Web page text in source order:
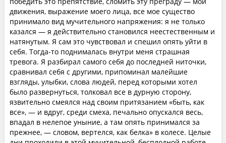
движения, выражение моего лица, все мое существо
принимало вид мучительного напряжения: я не только
казался — я действительно становился неестественным и
натянутым. Я сам это чувствовал и спешил опять уйти в
себя. Тогда-то поднималась внутри меня страшная
тревога. Я разбирал самого себя до последней ниточки,
сравнивал себя с другими, припоминал малейшие
взгляды, улыбки, слова людей, перед которыми хотел
было развернуться, толковал все в дурную сторону,
язвительно смеялся над своим притязанием «быть, как
все», — и вдруг, среди смеха, печально опускался весь,
впадал в нелепое уныние, а там опять принимался за
прежнее, — словом, вертелся, как белка» в колесе. Целые